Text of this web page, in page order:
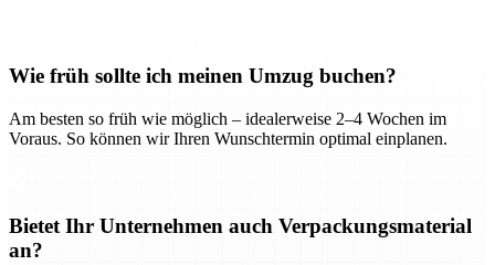
Wie früh sollte ich meinen Umzug buchen?
Am besten so früh wie möglich – idealerweise 2–4 Wochen im
Voraus. So können wir Ihren Wunschtermin optimal einplanen.
Bietet Ihr Unternehmen auch Verpackungsmaterial
an?